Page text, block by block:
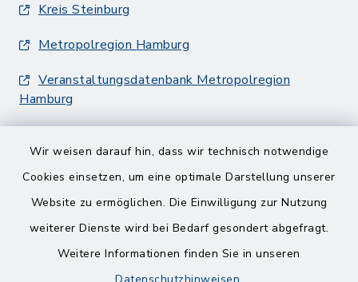
Wir weisen darauf hin, dass wir technisch notwendige
Cookies einsetzen, um eine optimale Darstellung unserer
Website zu ermöglichen. Die Einwilligung zur Nutzung
weiterer Dienste wird bei Bedarf gesondert abgefragt.
Weitere Informationen finden Sie in unseren
Kreis Steinburg
Metropolregion Hamburg
Veranstaltungsdatenbank Metropolregion
Hamburg
Barrierefreiheit